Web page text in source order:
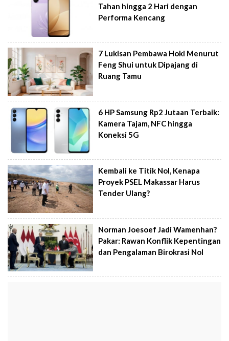
Tahan hingga 2 Hari dengan
Performa Kencang
7 Lukisan Pembawa Hoki Menurut
Feng Shui untuk Dipajang di
Ruang Tamu
6 HP Samsung Rp2 Jutaan Terbaik:
Kamera Tajam, NFC hingga
Koneksi 5G
Kembali ke Titik Nol, Kenapa
Proyek PSEL Makassar Harus
Tender Ulang?
Norman Joesoef Jadi Wamenhan?
Pakar: Rawan Konflik Kepentingan
dan Pengalaman Birokrasi Nol